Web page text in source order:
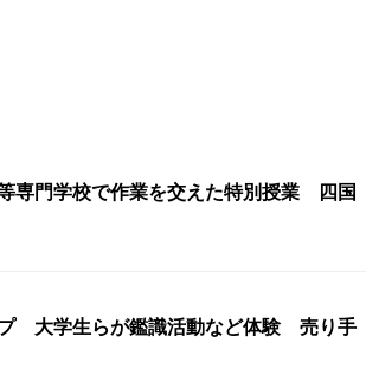
専門学校で作業を交えた特別授業 四国
プ 大学生らが鑑識活動など体験 売り手